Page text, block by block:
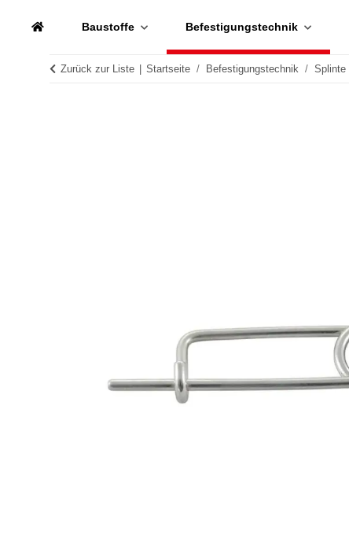
Baustoffe Befestigungstechnik
Zurück zur Liste Startseite Befestigungstechnik Splinte